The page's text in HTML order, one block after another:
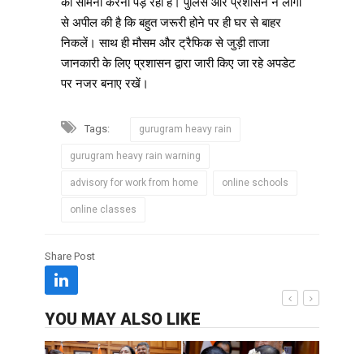
से अपील की है कि बहुत जरूरी होने पर ही घर से बाहर
निकलें। साथ ही मौसम और ट्रैफिक से जुड़ी ताजा
जानकारी के लिए प्रशासन द्वारा जारी किए जा रहे अपडेट
पर नजर बनाए रखें।
Tags: gurugram heavy rain
gurugram heavy rain warning
advisory for work from home online schools
online classes
Share Post
YOU MAY ALSO LIKE